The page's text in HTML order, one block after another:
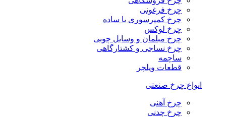
چرخ فرغونی
چرخ کمپرسوری یا ساده
چرخ لوکس
چرخ مبلمان و وسایل چوبی
چرخ نساجی و کشتارگاهی
ساچمه
قطعات ویلچر
انواع چرخ صنعتی
چرخ آهنی
چرخ چدنی